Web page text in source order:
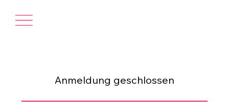
Anmeldung geschlossen